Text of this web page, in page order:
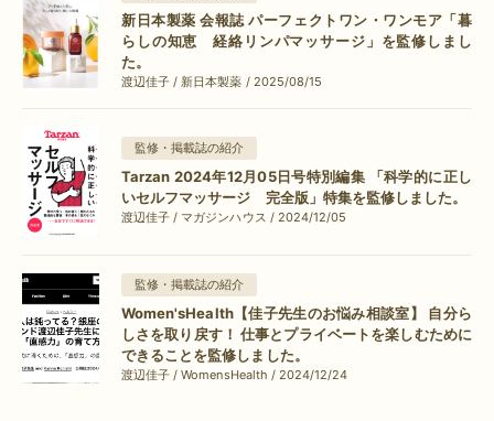
新日本製薬 会報誌 パーフェクトワン・ワンモア「暮
らしの知恵 経絡リンパマッサージ」を監修しまし
た。
渡辺佳子 / 新日本製薬 / 2025/08/15
監修・掲載誌の紹介
Tarzan 2024年12月05日号特別編集 「科学的に正し
いセルフマッサージ 完全版」特集を監修しました。
渡辺佳子 / マガジンハウス / 2024/12/05
監修・掲載誌の紹介
Women'sHealth【佳子先生のお悩み相談室】 自分ら
しさを取り戻す！ 仕事とプライベートを楽しむために
できることを監修しました。
渡辺佳子 / WomensHealth / 2024/12/24